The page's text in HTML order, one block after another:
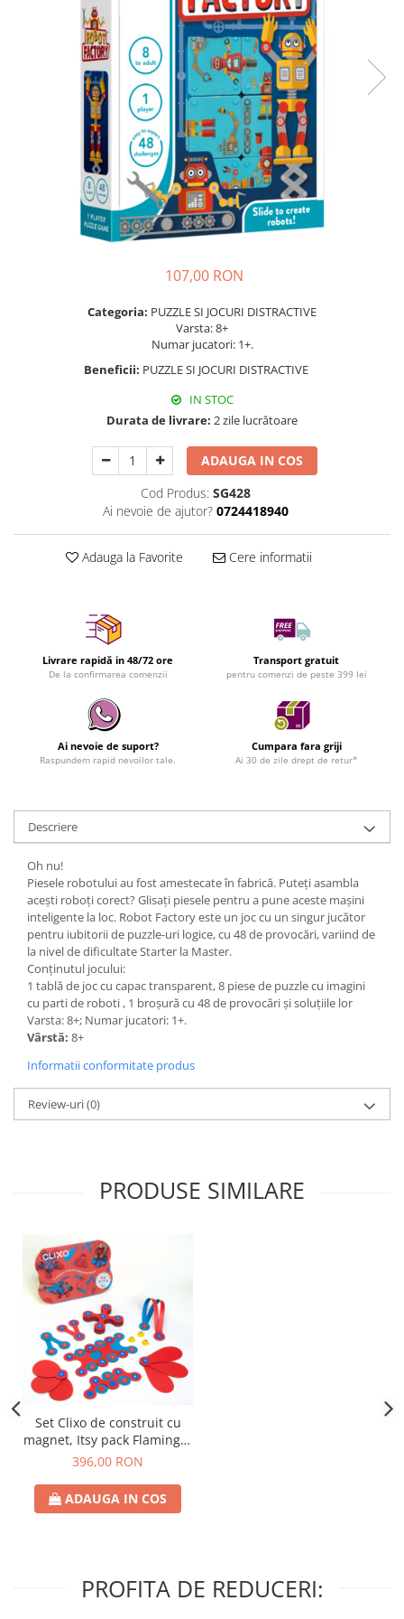
107,00 RON
Categoria: PUZZLE SI JOCURI DISTRACTIVE
Varsta: 8+
Numar jucatori: 1+.
Beneficii: PUZZLE SI JOCURI DISTRACTIVE
IN STOC
Durata de livrare: 2 zile lucrătoare
ADAUGA IN COS
Cod Produs: SG428
Ai nevoie de ajutor? 0724418940
Adauga la Favorite Cere informatii
Livrare rapidă in 48/72 ore
De la confirmarea comenzii
Transport gratuit
pentru comenzi de peste 399 lei
Ai nevoie de suport?
Raspundem rapid nevoilor tale.
Cumpara fara griji
Ai 30 de zile drept de retur*
Descriere
Oh nu!
Piesele robotului au fost amestecate în fabrică. Puteți asambla
acești roboți corect? Glisați piesele pentru a pune aceste mașini
inteligente la loc. Robot Factory este un joc cu un singur jucător
pentru iubitorii de puzzle-uri logice, cu 48 de provocări, variind de
la nivel de dificultate Starter la Master.
Conținutul jocului:
1 tablă de joc cu capac transparent, 8 piese de puzzle cu imagini
cu parti de roboti , 1 broșură cu 48 de provocări și soluțiile lor
Varsta: 8+; Numar jucatori: 1+.
Vârstă: 8+
Informatii conformitate produs
Review-uri(0)
PRODUSE SIMILARE
Set Clixo de construit cu
magnet, Itsy pack Flamingo-
Turquoise 30
396,00 RON
ADAUGA IN COS
PROFITA DE REDUCERI: